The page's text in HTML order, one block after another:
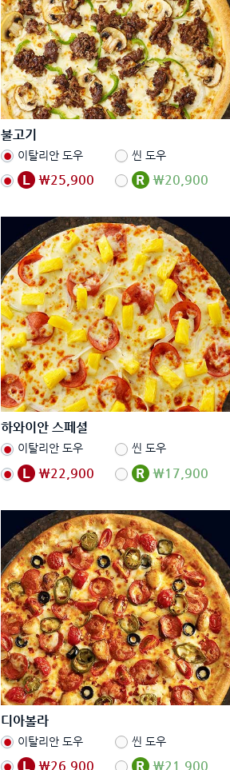
불고기
이탈리안 도우 씬 도우
₩25,900 ₩20,900
하와이안 스페셜
이탈리안 도우 씬 도우
₩22,900 ₩17,900
디아볼라
이탈리안 도우 씬 도우
₩26,900 ₩21,900